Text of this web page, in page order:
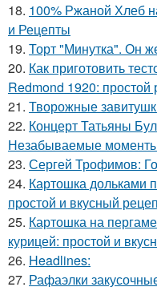
18. 100% Ржаной Хлеб
и Рецепты
19. Торт "Минутка". Он
20. Как приготовить
Redmond 1920: простой
21. Творожные
22. Концерт Татьяны
Незабываемые
23. Сергей Трофимов:
24. Картошка дольками
простой и вкусный
25. Картошка на
курицей: простой и
26. Headlines:
27. Рафаэлки